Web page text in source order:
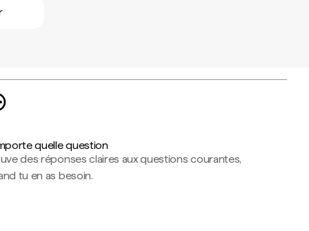
quelle question
des réponses claires aux questions courantes,
tu en as besoin.